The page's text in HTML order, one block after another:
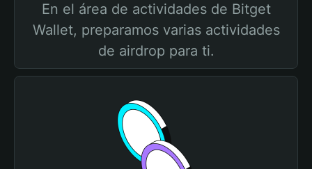
En el área de actividades de Bitget
Wallet, preparamos varias actividades
de airdrop para ti.